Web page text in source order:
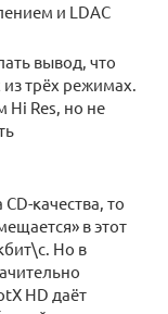
и LDAC
вывод, что
из трёх режимах.
Hi Res, но не
качества, то
в этот
Но в
HD даёт